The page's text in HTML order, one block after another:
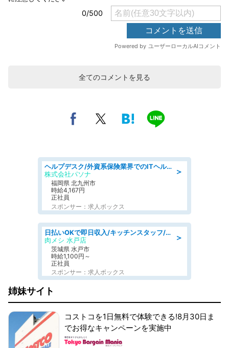
全てのコメントを見る
＞
ヘルプデスク/外資系保険業界でのITヘルプデスク業務/駅近/即日勤務可/ヘルプデスク
株式会社パソナ
福岡県 北九州市
時給4,167円
正社員
スポンサー：求人ボックス
＞
日払いOKで即日収入/キッチンスタッフ/「原付免許必須」デリバリー業務など、自己成長可能な幅広い仕事に挑戦!髪型自由&ピアス・ネイルOK/茨城県/水戸市
肉メシ 水戸店
茨城県 水戸市
時給1,100円～
正社員
スポンサー：求人ボックス
姉妹サイト
コストコを1日無料で体験できる!8月30日ま
でお得なキャンペーンを実施中